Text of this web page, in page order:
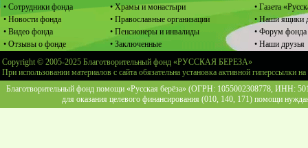
• Сотрудники фонда
• Новости фонда
• Видео фонда
• Отзывы о фонде
• Храмы и монастыри
• Православные организации
• Пенсионеры и инвалиды
• Заключенные
• Газета
• Наши ящики
• Форум фонда
• Наши друзья
Copyright © 2005-2025 Благотворительный фонд «РУССКАЯ БЕРЕЗА»
При использовании материалов с сайта обязательна установка активной гиперссылки
Благотворительный фонд помощи «Русская берёза» (ОГРН: 1055002308778, ИНН:
для оказания целевого финансирования (010, 140, 171) помощи